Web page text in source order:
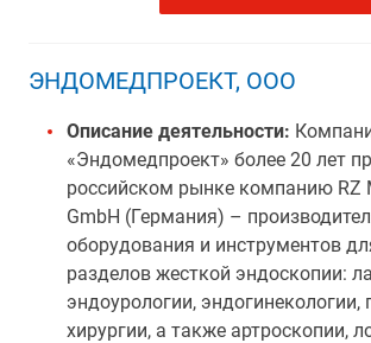
ЭНДОМЕДПРОЕКТ, ООО
Описание деятельности:
«Эндомедпроект» более 20 лет
российском рынке компанию RZ
GmbH (Германия) –
оборудования и инструментов
разделов жесткой эндоскопии:
эндоурологии, эндогинекологии,
хирургии, а также артроскопии,